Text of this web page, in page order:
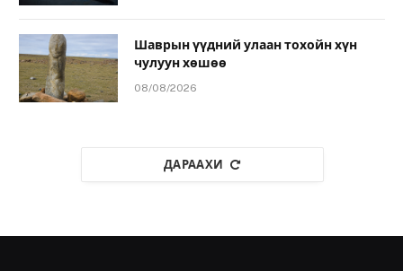
Шаврын үүдний улаан тохойн хүн
чулуун хөшөө
08/08/2026
ДАРААХИ